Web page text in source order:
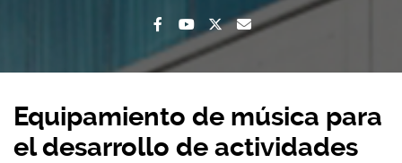
Equipamiento de música para
el desarrollo de actividades